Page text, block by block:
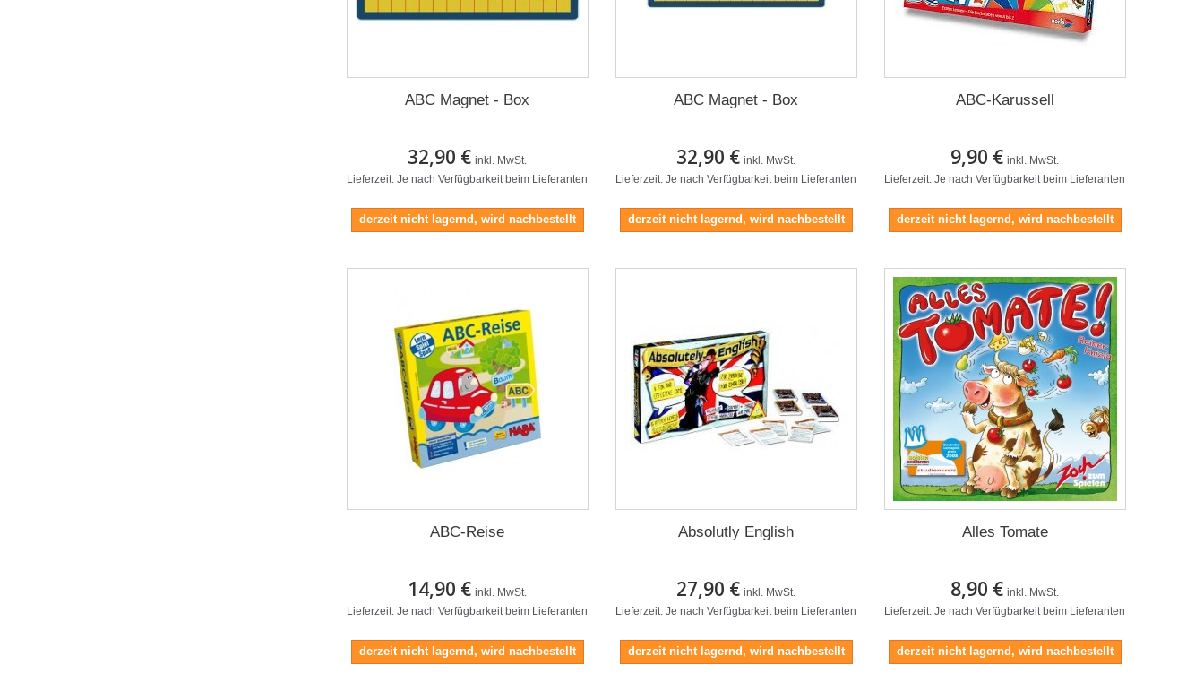
ABC Magnet - Box
32,90 € inkl. MwSt.
Lieferzeit: Je nach Verfügbarkeit beim Lieferanten
derzeit nicht lagernd, wird nachbestellt
ABC Magnet - Box
32,90 € inkl. MwSt.
Lieferzeit: Je nach Verfügbarkeit beim Lieferanten
derzeit nicht lagernd, wird nachbestellt
ABC-Karussell
9,90 € inkl. MwSt.
Lieferzeit: Je nach Verfügbarkeit beim Lieferanten
derzeit nicht lagernd, wird nachbestellt
ABC-Reise
14,90 € inkl. MwSt.
Lieferzeit: Je nach Verfügbarkeit beim Lieferanten
derzeit nicht lagernd, wird nachbestellt
Absolutly English
27,90 € inkl. MwSt.
Lieferzeit: Je nach Verfügbarkeit beim Lieferanten
derzeit nicht lagernd, wird nachbestellt
Alles Tomate
8,90 € inkl. MwSt.
Lieferzeit: Je nach Verfügbarkeit beim Lieferanten
derzeit nicht lagernd, wird nachbestellt